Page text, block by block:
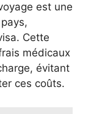
est une
Cette
médicaux
évitant
ces coûts.